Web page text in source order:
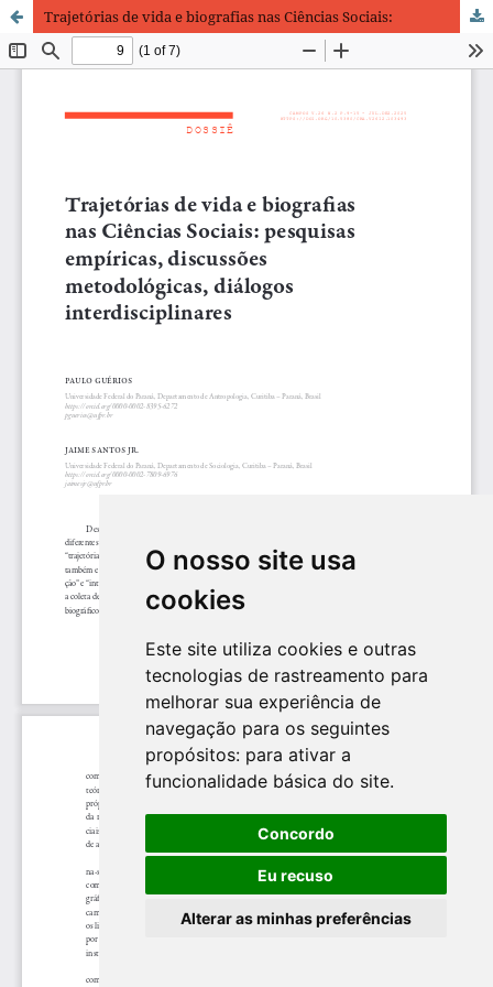
O nosso site usa
cookies
Este site utiliza cookies e outras
tecnologias de rastreamento para
melhorar sua experiência de
navegação para os seguintes
propósitos: para ativar a
funcionalidade básica do site.
Concordo
Eu recuso
Alterar as minhas preferências
Trajetórias de vida e biografias nas Ciências Sociais: